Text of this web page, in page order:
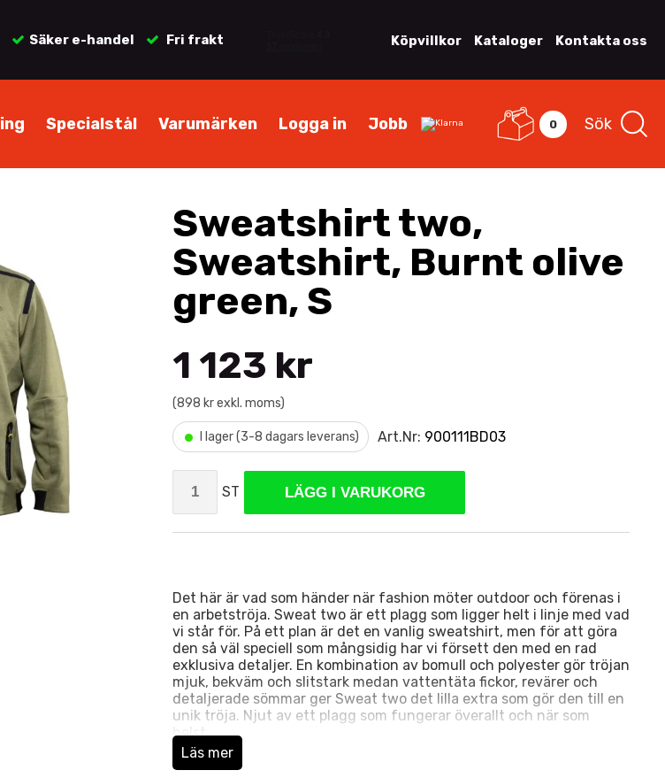
Säker e-handel Fri frakt Köpvillkor Kataloger Kontakta oss
Specialstål Varumärken Logga in Jobb 0 Sök
Sweatshirt two,
Sweatshirt, Burnt olive
green, S
1 123 kr
(898 kr exkl. moms)
• I lager (3-8 dagars leverans) Art.Nr: 900111BD03
ST LÄGG I VARUKORG
Det här är vad som händer när fashion möter outdoor och förenas i
en arbetströja. Sweat two är ett plagg som ligger helt i linje med vad
vi står för. På ett plan är det en vanlig sweatshirt, men för att göra
den så väl speciell som mångsidig har vi försett den med en rad
exklusiva detaljer. En kombination av bomull och polyester gör tröjan
mjuk, bekväm och slitstark medan vattentäta fickor, revärer och
detaljerade sömmar ger Sweat two det lilla extra som gör den till en
unik tröja. Njut av ett plagg som fungerar överallt och när som
helst.
Tillverkad i bomull och polyester
Läs mer